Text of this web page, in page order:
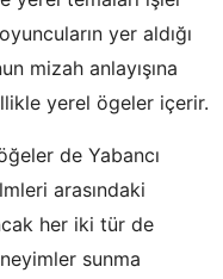
yer aldığı
mizah anlayışına
yerel ögeler içerir.
de Yabancı
arasındaki
her iki tür de
sunma